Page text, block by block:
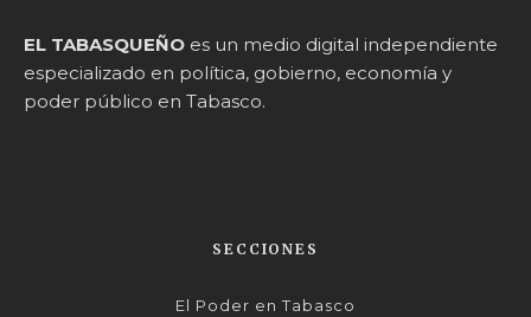
EL TABASQUEÑO es un medio digital independiente
especializado en política, gobierno, economía y
poder público en Tabasco.
SECCIONES
El Poder en Tabasco